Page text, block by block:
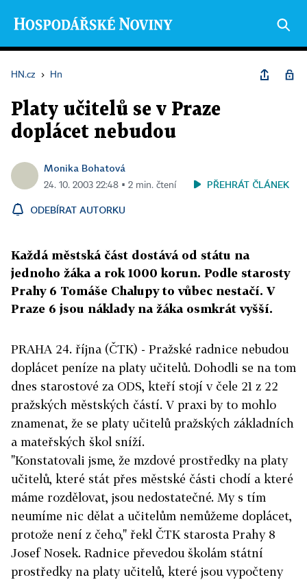
HN.cz › Hn
Platy učitelů se v Praze
doplácet nebudou
Monika Bohatová
24. 10. 2003 22:48 ▪ 2 min. čtení PŘEHRÁT ČLÁNEK
ODEBÍRAT AUTORKU
Každá městská část dostává od státu na
jednoho žáka a rok 1000 korun. Podle starosty
Prahy 6 Tomáše Chalupy to vůbec nestačí. V
Praze 6 jsou náklady na žáka osmkrát vyšší.
PRAHA 24. října (ČTK) - Pražské radnice nebudou
doplácet peníze na platy učitelů. Dohodli se na tom
dnes starostové za ODS, kteří stojí v čele 21 z 22
pražských městských částí. V praxi by to mohlo
znamenat, že se platy učitelů pražských základních
a mateřských škol sníží.
"Konstatovali jsme, že mzdové prostředky na platy
učitelů, které stát přes městské části chodí a které
máme rozdělovat, jsou nedostatečné. My s tím
neumíme nic dělat a učitelům nemůžeme doplácet,
protože není z čeho," řekl ČTK starosta Prahy 8
Josef Nosek. Radnice převedou školám státní
prostředky na platy učitelů, které jsou vypočteny